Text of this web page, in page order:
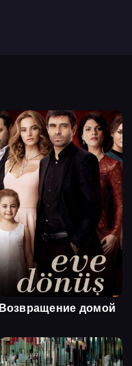
Возвращение домой